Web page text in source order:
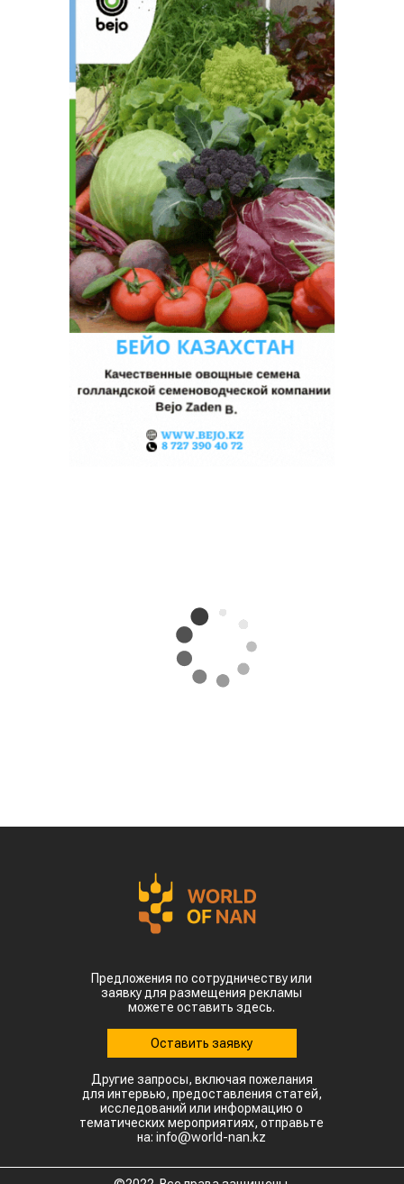
Предложения по сотрудничеству или
заявку для размещения рекламы
можете оставить здесь.
Оставить заявку
Другие запросы, включая пожелания
для интервью, предоставления статей,
исследований или информацию о
тематических мероприятиях, отправьте
на: info@world-nan.kz